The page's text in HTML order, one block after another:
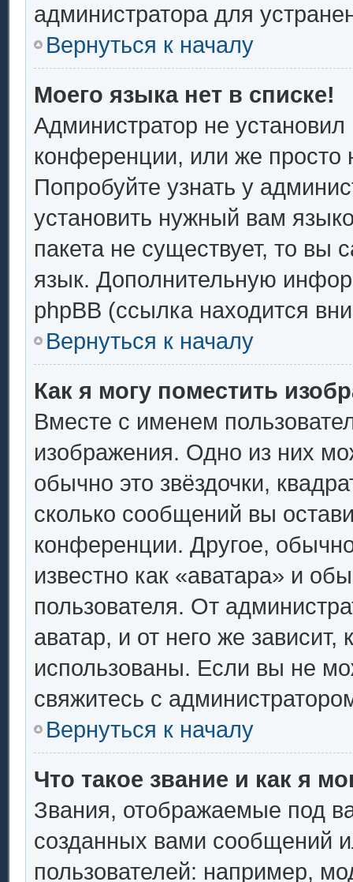
администратора для
Вернуться к началу
Моего языка нет в списке!
Администратор не
конференции, или же просто
Попробуйте узнать у
установить нужный вам
пакета не существует, то вы
язык. Дополнительную
phpBB (ссылка находится
Вернуться к началу
Как я могу поместить
Вместе с именем
изображения. Одно из них
обычно это звёздочки,
сколько сообщений вы
конференции. Другое,
известно как «аватара» и
пользователя. От
аватар, и от него же
использованы. Если вы не
свяжитесь с
Вернуться к началу
Что такое звание и как я
Звания, отображаемые под
созданных вами сообщений
пользователей: например,